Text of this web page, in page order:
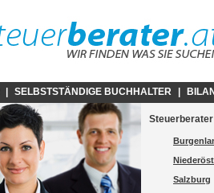
SELBSTSTÄNDIGE BUCHHALTER
Salzburg